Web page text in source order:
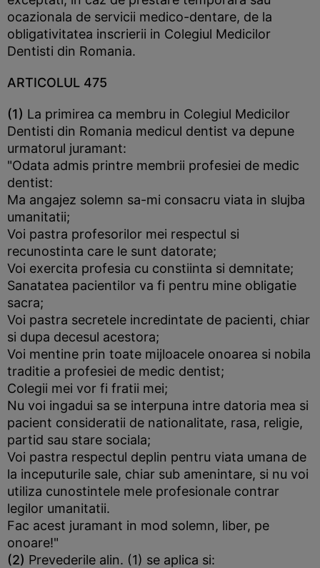
ocazionala de servicii medico-dentare, de la
obligativitatea inscrierii in Colegiul Medicilor
Dentisti din Romania.
ARTICOLUL 475
(1) La primirea ca membru in Colegiul Medicilor
Dentisti din Romania medicul dentist va depune
urmatorul juramant:
"Odata admis printre membrii profesiei de medic
dentist:
Ma angajez solemn sa-mi consacru viata in slujba
umanitatii;
Voi pastra profesorilor mei respectul si
recunostinta care le sunt datorate;
Voi exercita profesia cu constiinta si demnitate;
Sanatatea pacientilor va fi pentru mine obligatie
sacra;
Voi pastra secretele incredintate de pacienti, chiar
si dupa decesul acestora;
Voi mentine prin toate mijloacele onoarea si nobila
traditie a profesiei de medic dentist;
Colegii mei vor fi fratii mei;
Nu voi ingadui sa se interpuna intre datoria mea si
pacient consideratii de nationalitate, rasa, religie,
partid sau stare sociala;
Voi pastra respectul deplin pentru viata umana de
la inceputurile sale, chiar sub amenintare, si nu voi
utiliza cunostintele mele profesionale contrar
legilor umanitatii.
Fac acest juramant in mod solemn, liber, pe
onoare!"
(2) Prevederile alin. (1) se aplica si: